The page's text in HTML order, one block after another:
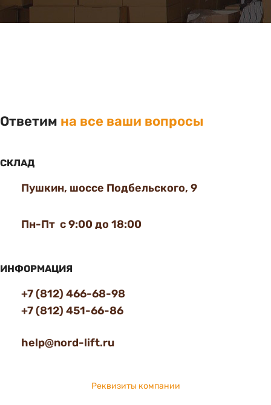
Ответим на все ваши вопросы
СКЛАД
Пушкин, шоссе Подбельского, 9
Пн-Пт с 9:00 до 18:00
ИНФОРМАЦИЯ
+7 (812) 466-68-98
+7 (812) 451-66-86
help@nord-lift.ru
Реквизиты компании